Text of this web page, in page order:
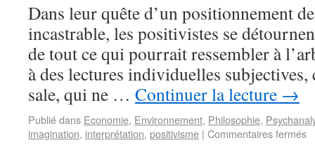
Dans leur quête d’un positionnement
incastrable, les positivistes se
de tout ce qui pourrait ressembler à
à des lectures individuelles
sale, qui ne … Continuer la lecture →
Publié dans Economie, Environnement, Philosophie,
imagination, interprétation, positivisme | Commentaires fermés